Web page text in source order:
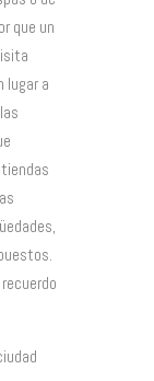
que un
lugar a